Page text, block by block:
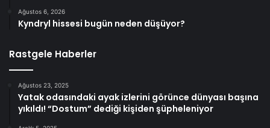
Ağustos 6, 2026
Kyndryl hissesi bugün neden düşüyor?
Rastgele Haberler
Ağustos 23, 2025
Yatak odasındaki ayak izlerini görünce dünyası başına
yıkıldı! “Dostum” dediği kişiden şüpheleniyor